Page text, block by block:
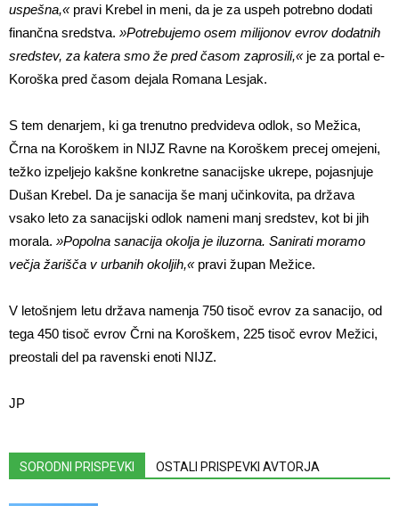
uspešna,« pravi Krebel in meni, da je za uspeh potrebno dodati
finančna sredstva. »Potrebujemo osem milijonov evrov dodatnih
sredstev, za katera smo že pred časom zaprosili,« je za portal e-
Koroška pred časom dejala Romana Lesjak.
S tem denarjem, ki ga trenutno predvideva odlok, so Mežica,
Črna na Koroškem in NIJZ Ravne na Koroškem precej omejeni,
težko izpeljejo kakšne konkretne sanacijske ukrepe, pojasnjuje
Dušan Krebel. Da je sanacija še manj učinkovita, pa država
vsako leto za sanacijski odlok nameni manj sredstev, kot bi jih
morala. »Popolna sanacija okolja je iluzorna. Sanirati moramo
večja žarišča v urbanih okoljih,« pravi župan Mežice.
V letošnjem letu država namenja 750 tisoč evrov za sanacijo, od
tega 450 tisoč evrov Črni na Koroškem, 225 tisoč evrov Mežici,
preostali del pa ravenski enoti NIJZ.
JP
SORODNI PRISPEVKI OSTALI PRISPEVKI AVTORJA